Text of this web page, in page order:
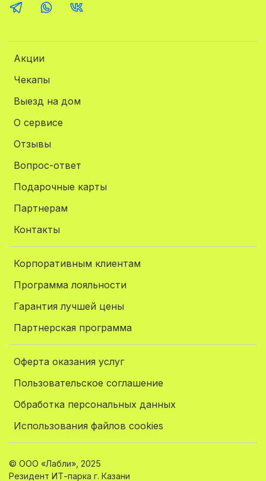
Акции
Чекапы
Выезд на дом
О сервисе
Отзывы
Вопрос-ответ
Подарочные карты
Партнерам
Контакты
Корпоративным клиентам
Программа лояльности
Гарантия лучшей цены
Партнерская программа
Оферта оказания услуг
Пользовательское соглашение
Обработка персональных данных
Использования файлов cookies
© ООО «Лабли», 2025
Резидент ИТ-парка г. Казани